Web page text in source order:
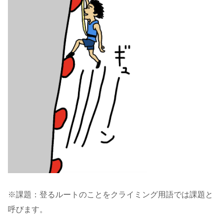
※課題：登るルートのことをクライミング用語では課題と
呼びます。